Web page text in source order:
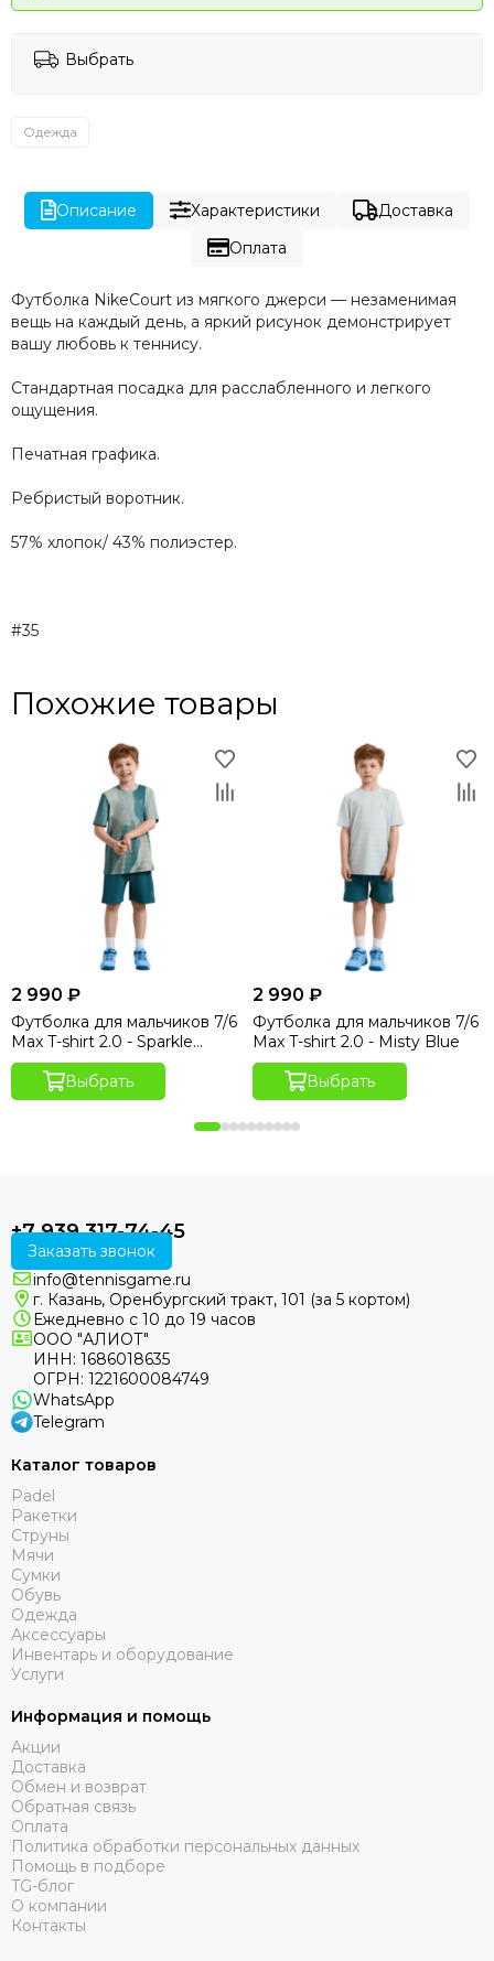
Выбрать
Одежда
Описание Характеристики
Доставка
Оплата
Футболка NikeCourt из мягкого джерси — незаменимая
вещь на каждый день, а яркий рисунок демонстрирует
вашу любовь к теннису.
Стандартная посадка для расслабленного и легкого
ощущения.
Печатная графика.
Ребристый воротник.
57% хлопок/ 43% полиэстер.
#35
Похожие товары
2 990 ₽
Футболка для мальчиков 7/6
Max T-shirt 2.0 - Sparkle
Hydro Print
Выбрать
2 990 ₽
Футболка для мальчиков 7/6
Max T-shirt 2.0 - Misty Blue
Выбрать
+7 939 317-74-45
Заказать звонок
info@tennisgame.ru
г. Казань, Оренбургский тракт, 101 (за 5 кортом)
Ежедневно с 10 до 19 часов
ООО "АЛИОТ"
ИНН: 1686018635
ОГРН: 1221600084749
WhatsApp
Telegram
Каталог товаров
Padel
Ракетки
Струны
Мячи
Сумки
Обувь
Одежда
Аксессуары
Инвентарь и оборудование
Услуги
Информация и помощь
Акции
Доставка
Обмен и возврат
Обратная связь
Оплата
Политика обработки персональных данных
Помощь в подборе
TG-блог
О компании
Контакты